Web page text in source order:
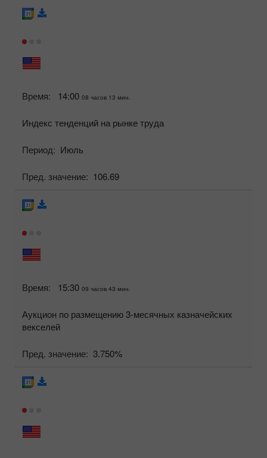
Время: 14:00 08 часов 13 мин.
Индекс тенденций на рынке труда
Период: Июль
Пред. значение: 106.69
Время: 15:30 09 часов 43 мин.
Аукцион по размещению 3-месячных казначейских
векселей
Пред. значение: 3.750%